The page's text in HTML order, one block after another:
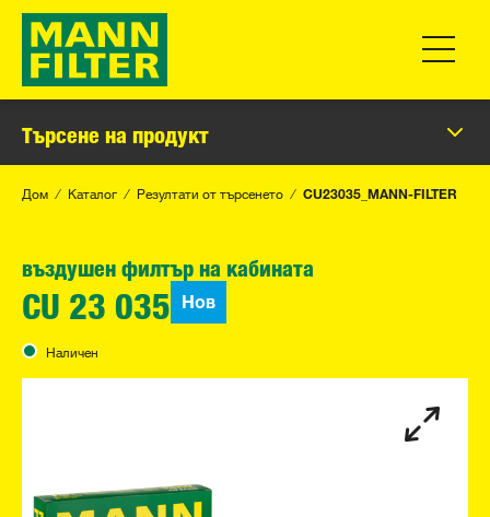
Търсене на продукт
Дом Каталог Резултати от търсенето CU23035_MANN-FILTER
въздушен филтър на кабината
CU 23 035 Нов
Наличен